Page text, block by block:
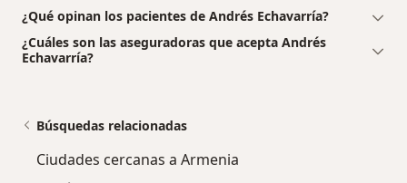
¿Qué opinan los pacientes de Andrés Echavarría?
¿Cuáles son las aseguradoras que acepta Andrés
Echavarría?
Búsquedas relacionadas
Ciudades cercanas a Armenia